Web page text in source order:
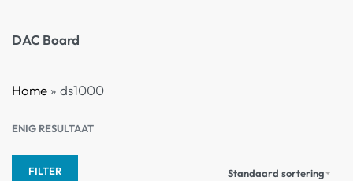
DAC Board
Home » ds1000
ENIG RESULTAAT
Standaard sortering
FILTER